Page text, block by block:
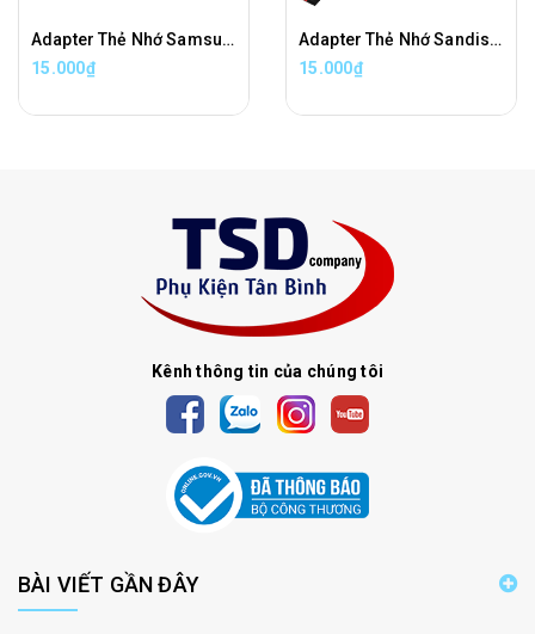
Adapter Thẻ Nhớ Samsung Chuyển Đổi Thẻ Nhớ Micro SD Sang Thẻ Nhớ SD Chính Hãng
15.000₫
Adapter Thẻ Nhớ Sandisk Chuyển Đổi Thẻ Nhớ Micro SD Sang Thẻ Nhớ SD Chính Hãng
15.000₫
Kênh thông tin của chúng tôi
BÀI VIẾT GẦN ĐÂY